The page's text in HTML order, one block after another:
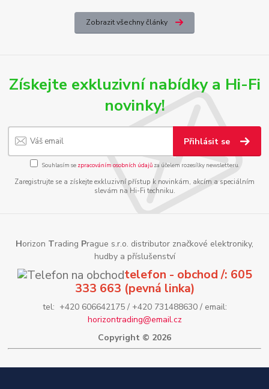
Zobrazit všechny články
Získejte exkluzivní nabídky a Hi-Fi
novinky!
Přihlásit se
Souhlasím se zpracováním osobních údajůza účelem rozesílky newsletteru.
Zaregistrujte se a získejte exkluzivní přístup k novinkám, akcím a speciálním
slevám na Hi-Fi techniku.
Horizon Trading Prague s.r.o. distributor značkové elektroniky,
hudby a příslušenství
telefon - obchod /: 605
333 663 (pevná linka)
tel: +420 606642175 / +420 731488630 / email:
horizontrading@email.cz
Copyright © 2026